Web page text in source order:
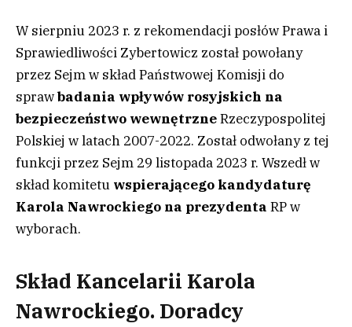
W sierpniu 2023 r. z rekomendacji posłów Prawa i
Sprawiedliwości Zybertowicz został powołany
przez Sejm w skład Państwowej Komisji do
sprawbadania wpływów rosyjskich na
bezpieczeństwo wewnętrzneRzeczypospolitej
Polskiej w latach 2007-2022. Został odwołany z tej
funkcji przez Sejm 29 listopada 2023 r. Wszedł w
skład komitetu wspierającego kandydaturę
Karola Nawrockiego na prezydenta RP w
wyborach.
Skład Kancelarii Karola
Nawrockiego. Doradcy